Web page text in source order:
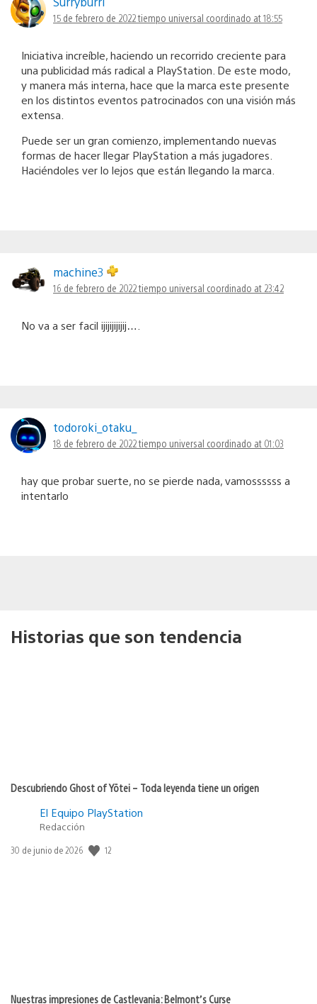
15 de febrero de 2022 tiempo universal coordinado at 18:55
Iniciativa increíble, haciendo un recorrido creciente para
una publicidad más radical a PlayStation. De este modo,
y manera más interna, hace que la marca este presente
en los distintos eventos patrocinados con una visión más
extensa.
Puede ser un gran comienzo, implementando nuevas
formas de hacer llegar PlayStation a más jugadores.
Haciéndoles ver lo lejos que están llegando la marca.
machine3
16 de febrero de 2022 tiempo universal coordinado at 23:42
No va a ser facil ijijijijijij….
todoroki_otaku_
18 de febrero de 2022 tiempo universal coordinado at 01:03
hay que probar suerte, no se pierde nada, vamossssss a
intentarlo
Historias que son tendencia
Descubriendo Ghost of Yōtei – Toda leyenda tiene un origen
El Equipo PlayStation
Redacción
Fecha
30 de junio de 2026 12
Nuestras impresiones de Castlevania: Belmont’s Curse